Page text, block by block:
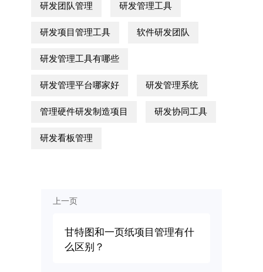
研发团队管理 研发管理工具
研发项目管理工具 软件研发团队
研发管理工具有哪些
研发管理平台哪家好 研发管理系统
管理硬件研发制造项目 研发协同工具
研发看板管理
上一页
甘特图和一页纸项目管理有什
么区别？